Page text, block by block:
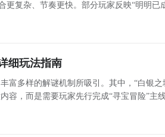
更复杂、节奏更快。部分玩家反映“明明已
细玩法指南
富多样的解谜机制所吸引。其中，“白银
，而是需要玩家先行完成“寻宝冒险”主